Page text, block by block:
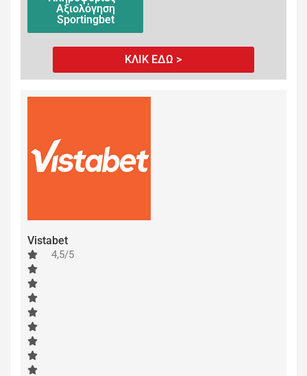
Αξιολόγηση
Sportingbet
ΚΛΙΚ ΕΔΩ >
Vistabet
4,5/5